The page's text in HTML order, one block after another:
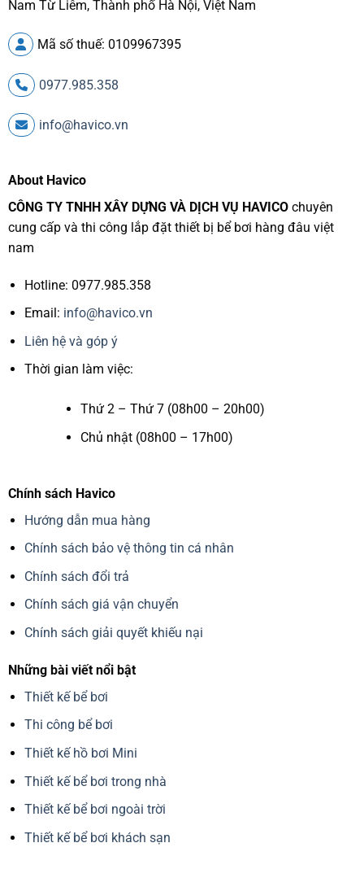
Nam Từ Liêm, Thành phố Hà Nội, Việt Nam
Mã số thuế: 0109967395
0977.985.358
info@havico.vn
About Havico
CÔNG TY TNHH XÂY DỰNG VÀ DỊCH VỤ HAVICO chuyên
cung cấp và thi công lắp đặt thiết bị bể bơi hàng đâu việt
nam
Hotline: 0977.985.358
Email: info@havico.vn
Liên hệ và góp ý
Thời gian làm việc:
Thứ 2 – Thứ 7 (08h00 – 20h00)
Chủ nhật (08h00 – 17h00)
Chính sách Havico
Hướng dẫn mua hàng
Chính sách bảo vệ thông tin cá nhân
Chính sách đổi trả
Chính sách giá vận chuyển
Chính sách giải quyết khiếu nại
Những bài viết nổi bật
Thiết kế bể bơi
Thi công bể bơi
Thiết kế hồ bơi Mini
Thiết kế bể bơi trong nhà
Thiết kế bể bơi ngoài trời
Thiết kế bể bơi khách sạn